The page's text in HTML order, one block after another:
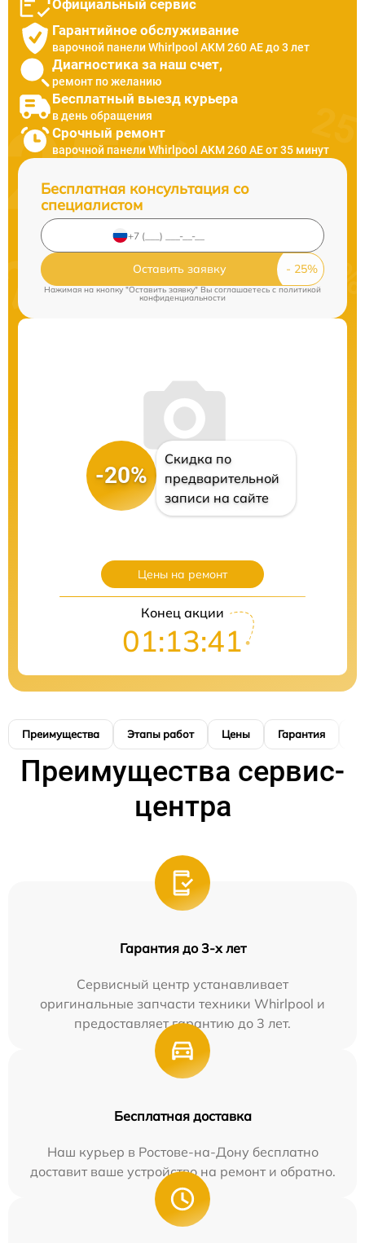
Официальный сервис
Гарантийное обслуживание
варочной панели Whirlpool AKM 260 AE до 3 лет
Диагностика за наш счет,
ремонт по желанию
Бесплатный выезд курьера
в день обращения
Срочный ремонт
варочной панели Whirlpool AKM 260 AE от 35 минут
Бесплатная консультация со
специалистом
Оставить заявку
Нажимая на кнопку "Оставить заявку" Вы соглашаетесь c политикой
конфиденциальности
-20%
Скидка по
предварительной
записи на сайте
Цены на ремонт
Конец акции
01:13:40
Преимущества Этапы работ Цены Гарантия
Преимущества сервис-
центра
Гарантия до 3-х лет
Сервисный центр устанавливает
оригинальные запчасти техники Whirlpool и
предоставляет гарантию до 3 лет.
Бесплатная доставка
Наш курьер в Ростове-на-Дону бесплатно
доставит ваше устройство на ремонт и обратно.